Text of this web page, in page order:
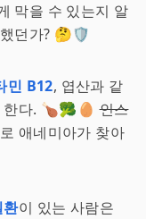
막을 수 있는지 알
했던가? 🤔🛡️
민 B12, 엽산과 같
한다. 🍗🥦🥚인스
애네미아가 찾아
환이 있는 사람은